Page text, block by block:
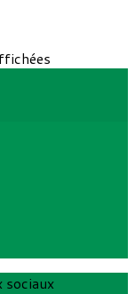
sociaux